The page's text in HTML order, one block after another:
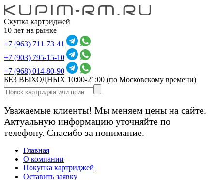
Скупка картриджей
10 лет на рынке
+7 (963) 711-73-41
+7 (903) 795-15-10
+7 (968) 014-80-90
БЕЗ ВЫХОДНЫХ 10:00-21:00 (по Московскому времени)
Уважаемые клиенты! Мы меняем цены на сайте.
Актуальную информацию уточняйте по
телефону. Спасибо за понимание.
Главная
О компании
Покупка картриджей
Оставить заявку